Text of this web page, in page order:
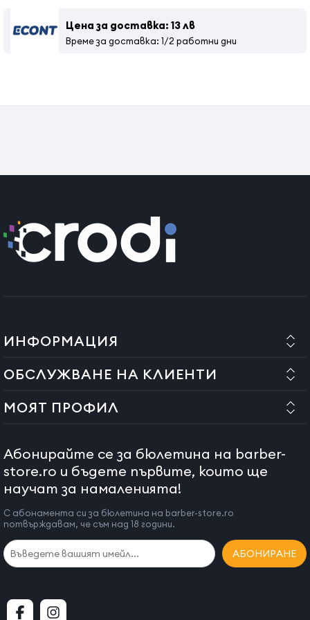
Цена за доставка: 13 лв
Време за доставка: 1/2 работни дни
ИНФОРМАЦИЯ
ОБСЛУЖВАНЕ НА КЛИЕНТИ
МОЯТ ПРОФИЛ
Абонирайте се за бюлетина на barber-
store.ro и бъдете първите, които ще
научат за намаленията!
С абонамента си за бюлетина на barber-store.ro
потвърждавам, че съм над 18 години.
АБОНИРАНЕ